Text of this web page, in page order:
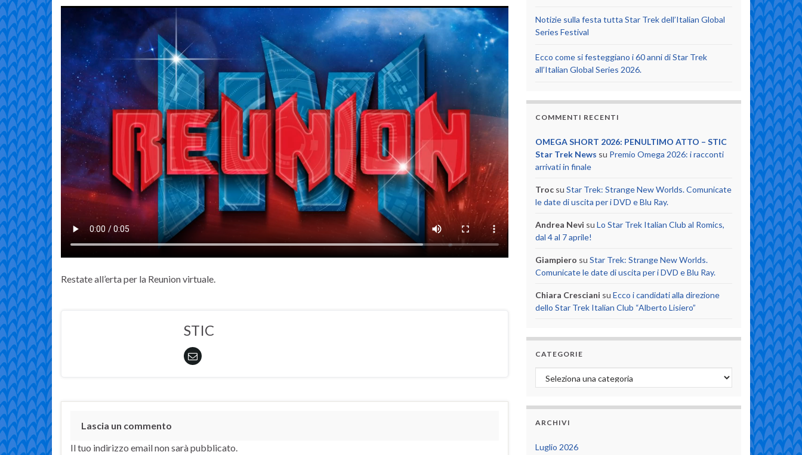
Restate all’erta per la Reunion virtuale.
STIC
Lascia un commento
Il tuo indirizzo email non sarà pubblicato.
Notizie sulla festa tutta Star Trek dell’Italian Global
Series Festival
Ecco come si festeggiano i 60 anni di Star Trek
all’Italian Global Series 2026.
COMMENTI RECENTI
OMEGA SHORT 2026: PENULTIMO ATTO – STIC
Star Trek News su Premio Omega 2026: i racconti
arrivati in finale
Troc su Star Trek: Strange New Worlds. Comunicate
le date di uscita per i DVD e Blu Ray.
Andrea Nevi su Lo Star Trek Italian Club al Romics,
dal 4 al 7 aprile!
Giampiero su Star Trek: Strange New Worlds.
Comunicate le date di uscita per i DVD e Blu Ray.
Chiara Cresciani su Ecco i candidati alla direzione
dello Star Trek Italian Club “Alberto Lisiero”
CATEGORIE
Categorie
ARCHIVI
Luglio 2026